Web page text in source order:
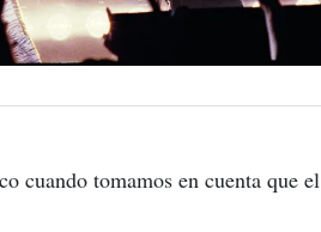
cuando tomamos en cuenta que el